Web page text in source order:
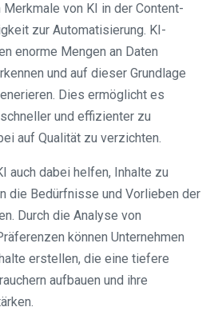
von KI in der Content-
zur Automatisierung. KI-
enorme Mengen an Daten
und auf dieser Grundlage
Dies ermöglicht es
und effizienter zu
auf Qualität zu verzichten.
auch dabei helfen, Inhalte zu
die Bedürfnisse und Vorlieben der
Durch die Analyse von
können Unternehmen
erstellen, die eine tiefere
aufbauen und ihre